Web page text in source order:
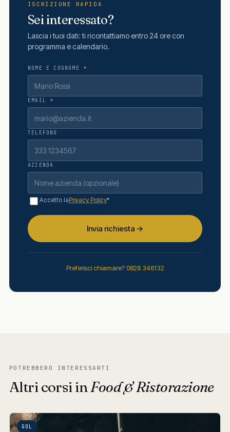
ISCRIZIONE RAPIDA
Sei interessato?
Lascia i tuoi dati: ti ricontattiamo entro 24 ore con
programma e calendario.
NOME E COGNOME *
EMAIL *
TELEFONO
AZIENDA
Accetto laPrivacy Policy*
Invia richiesta →
Preferisci chiamare? 0828 346132
POTREBBERO INTERESSARTI
Altri corsi inFood & Ristorazione
GOL